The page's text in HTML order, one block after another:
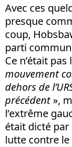
Avec ces
presque
coup,
parti
Ce n’était
mouvement
dehors de
précédent»,
l’extrême
était dicté par
lutte contre le